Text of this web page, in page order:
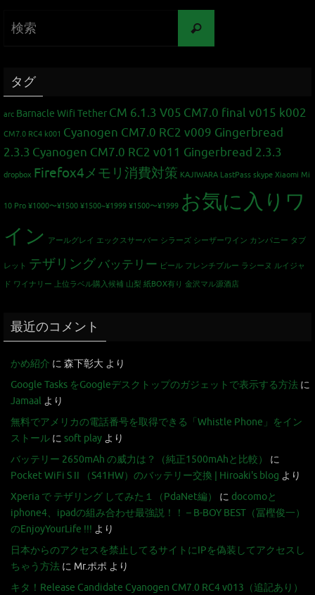
タグ
arc Barnacle Wifi Tether CM 6.1.3 V05 CM7.0 final v015 k002
CM7.0 RC4 k001 Cyanogen CM7.0 RC2 v009 Gingerbread
2.3.3 Cyanogen CM7.0 RC2 v011 Gingerbread 2.3.3
dropbox Firefox4メモリ消費対策 KAJIWARA LastPass skype Xiaomi Mi
10 Pro ¥1000〜¥1500 ¥1500~¥1999 ¥1500〜¥1999 お気に入りワ
イン アールグレイ エックスサーバー シラーズ シーザーワイン カンパニー タブ
レット テザリングバッテリー ビール フレンチブルー ラシーヌ ルイジャ
ド ワイナリー 上位ラベル購入候補 山梨 紙BOX有り 金沢マル源酒店
最近のコメント
かめ紹介 に 森下彰大 より
Google Tasks をGoogleデスクトップのガジェットで表示する方法 に
Jamaal より
無料でアメリカの電話番号を取得できる「Whistle Phone」をイン
ストール に soft play より
バッテリー 2650mAh の威力は？（純正1500mAhと比較）
に
Pocket WiFi S II （S41HW）のバッテリー交換 | Hiroaki's blog より
Xperia で テザリング してみた１（PdaNet編）
に docomoと
iphone4、ipadの組み合わせ最強説！！ – B-BOY BEST（冨樫俊一）
のEnjoyYourLife !!! より
日本からのアクセスを禁止してるサイトにIPを偽装してアクセスし
ちゃう方法 に Mr.ポポ より
キタ！Release Candidate Cyanogen CM7.0 RC4 v013（追記あり）